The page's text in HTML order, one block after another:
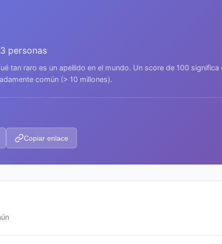
personas
tan raro es un apellido en el mundo. Un score de 100
común (> 10 millones).
Copiar enlace